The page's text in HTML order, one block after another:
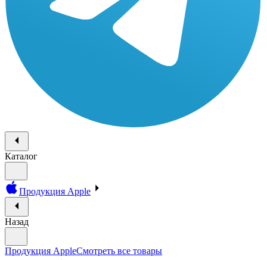
Каталог
Продукция Apple
Назад
Продукция AppleСмотреть все товары